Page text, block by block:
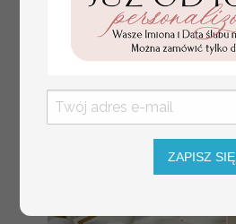
pamiątka z pierwszych lat życia
ZAPISZ SIĘ